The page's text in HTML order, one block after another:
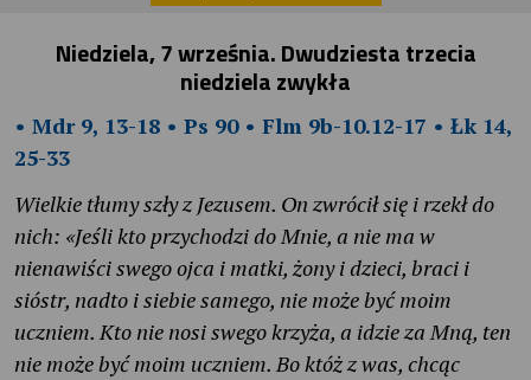
Niedziela, 7 września. Dwudziesta trzecia
niedziela zwykła
• Mdr 9, 13-18 • Ps 90 • Flm 9b-10.12-17 • Łk 14,
25-33
Wielkie tłumy szły z Jezusem. On zwrócił się i rzekł do
nich: «Jeśli kto przychodzi do Mnie, a nie ma w
nienawiści swego ojca i matki, żony i dzieci, braci i
sióstr, nadto i siebie samego, nie może być moim
uczniem. Kto nie nosi swego krzyża, a idzie za Mną, ten
nie może być moim uczniem. Bo któż z was, chcąc